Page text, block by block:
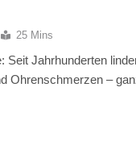
25 Mins
Seit Jahrhunderten
Ohrenschmerzen –